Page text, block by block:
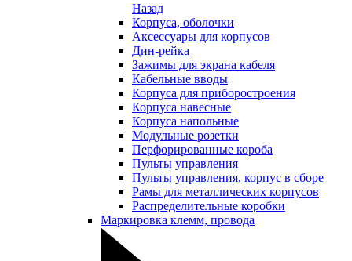
Назад
Корпуса, оболочки
Аксессуары для корпусов
Дин-рейка
Зажимы для экрана кабеля
Кабельные вводы
Корпуса для приборостроения
Корпуса навесные
Корпуса напольные
Модульные розетки
Перфорированные короба
Пульты управления
Пульты управления, корпус в сборе
Рамы для металлических корпусов
Распределительные коробки
Маркировка клемм, провода